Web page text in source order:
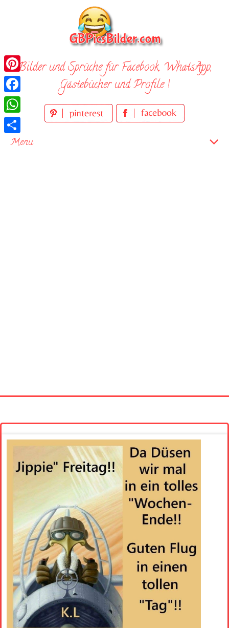
Bilder und Sprüche für Facebook, WhatsApp,
Gästebücher und Profile !
Menu
Pinterest
Facebook
WhatsApp
Teilen